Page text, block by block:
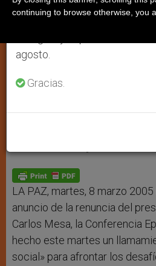
Tras el anuncio de
W
s
p
p
M
e
g
e
r
F
b
o
k
T
t
S
e
LA PAZ, martes, 8 marzo 2005
anuncio de la renuncia del
Carlos Mesa, la Conferencia
hecho este martes un
social» para afrontar los
agosto.
Gracias.
continuing to browse otherwise, you